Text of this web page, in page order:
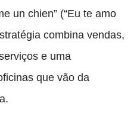
un chien” (“Eu te amo
combina vendas,
e uma
que vão da